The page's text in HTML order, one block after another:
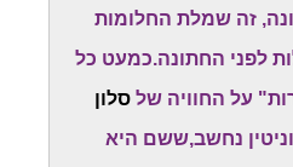
זה שמלת החלומות
לפני החתונה.כמעט כל
על החוויה של סלון
נחשב,ששם היא